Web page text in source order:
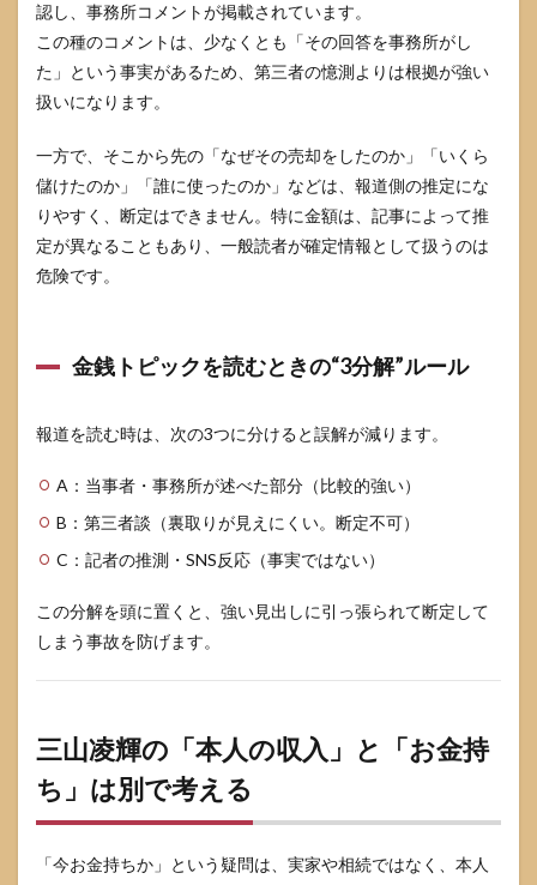
認し、事務所コメントが掲載されています。
この種のコメントは、少なくとも「その回答を事務所がし
た」という事実があるため、第三者の憶測よりは根拠が強い
扱いになります。
一方で、そこから先の「なぜその売却をしたのか」「いくら
儲けたのか」「誰に使ったのか」などは、報道側の推定にな
りやすく、断定はできません。特に金額は、記事によって推
定が異なることもあり、一般読者が確定情報として扱うのは
危険です。
金銭トピックを読むときの“3分解”ルール
報道を読む時は、次の3つに分けると誤解が減ります。
A：当事者・事務所が述べた部分（比較的強い）
B：第三者談（裏取りが見えにくい。断定不可）
C：記者の推測・SNS反応（事実ではない）
この分解を頭に置くと、強い見出しに引っ張られて断定して
しまう事故を防げます。
三山凌輝の「本人の収入」と「お金持
ち」は別で考える
「今お金持ちか」という疑問は、実家や相続ではなく、本人